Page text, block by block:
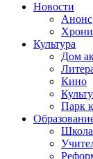
Новости
Анонс
Культура
Дом
Кино
Парк
Школа